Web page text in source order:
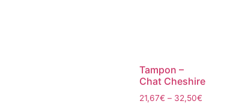
Tampon –
Chat Cheshire
21,67€ – 32,50€